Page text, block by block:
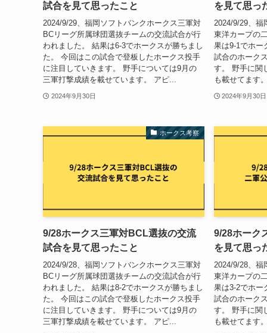
試合を見て思ったこと
2024/9/29、福岡ソフトバンクホークス三軍対
BCリーグ所属球団選抜チームの交流試合が行
われました。 結果は6-3でホークスが勝ちまし
た。 今回はこの試合で登板したホークス投手
に注目していきます。 野手については9月の
三軍打撃成績を載せています。 アピ...
2024年9月30日
を見て思っ
2024/9/29、福
東洋カープの
果は9-1でホー
試合のホーク
す。 野手に関
も載せてます
2024年9月30日
ホークス考察
9/28ホークス三軍対BCL選抜の交流
試合を見て思ったこと
2024/9/28、福岡ソフトバンクホークス三軍対
BCリーグ所属球団選抜チームの交流試合が行
われました。 結果は8-2でホークスが勝ちまし
た。 今回はこの試合で登板したホークス投手
に注目していきます。 野手については9月の
三軍打撃成績を載せています。 アピ...
9/28ホーク
を見て思っ
2024/9/28、福
東洋カープの
果は3-2でホー
試合のホーク
す。 野手に関
も載せてます